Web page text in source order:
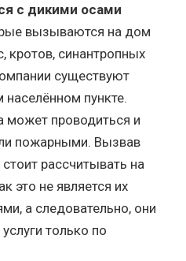
с дикими осами
вызываются на дом
кротов, синантропных
существуют
пункте.
может проводиться и
пожарными. Вызвав
рассчитывать на
это не является их
а следовательно, они
только по